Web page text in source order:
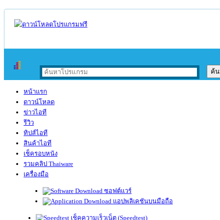
หน้าแรก
ดาวน์โหลด
ข่าวไอที
รีวิว
ทิปส์ไอที
สินค้าไอที
เช็ครอบหนัง
รวมคลิป Thaiware
เครื่องมือ
ซอฟต์แวร์
แอปพลิเคชันบนมือถือ
เช็คความเร็วเน็ต (Speedtest)